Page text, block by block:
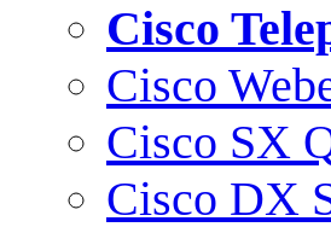
Cisco
Cisco
Cisco SX
Cisco DX